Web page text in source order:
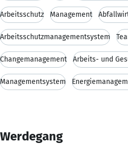
Arbeitsschutz Management
Arbeitsschutzmanagementsystem
Changemanagement Arbeits- und
Managementsystem
Werdegang